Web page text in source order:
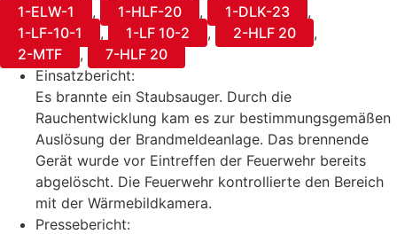
1-ELW-1
, 1-HLF-20 , 1-DLK-23
,
1-LF-10-1
, 1-LF 10-2 , 2-HLF 20
,
2-MTF
,
7-HLF 20
Einsatzbericht:
Es brannte ein Staubsauger. Durch die
Rauchentwicklung kam es zur bestimmungsgemäßen
Auslösung der Brandmeldeanlage. Das brennende
Gerät wurde vor Eintreffen der Feuerwehr bereits
abgelöscht. Die Feuerwehr kontrollierte den Bereich
mit der Wärmebildkamera.
Pressebericht: